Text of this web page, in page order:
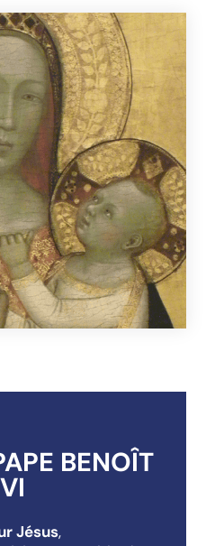
BENOÎT
Jésus,